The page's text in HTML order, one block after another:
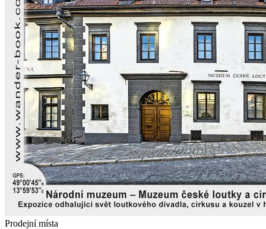
Prodejní místa